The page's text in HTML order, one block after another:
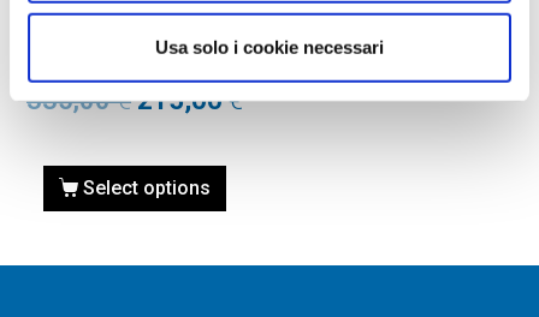
Usa solo i cookie necessari
OCCHIALE DA SOLE SAINT
LAURENT SL 751 JEANNE –
001 NERO
335,00€ 215,00€
Select options